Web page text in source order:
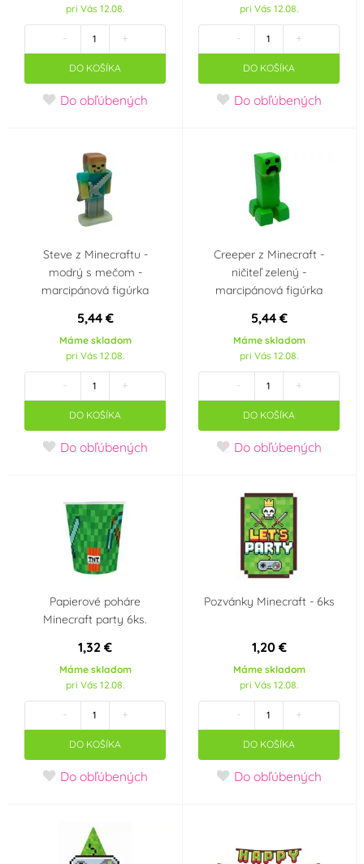
pri Vás 12.08.
- +
DO KOŠÍKA
Do obľúbených
pri Vás 12.08.
- +
DO KOŠÍKA
Do obľúbených
Steve z Minecraftu -
modrý s mečom -
marcipánová figúrka
5,44 €
Máme skladom
pri Vás 12.08.
- +
DO KOŠÍKA
Do obľúbených
Creeper z Minecraft -
ničiteľ zelený -
marcipánová figúrka
5,44 €
Máme skladom
pri Vás 12.08.
- +
DO KOŠÍKA
Do obľúbených
Papierové poháre
Minecraft party 6ks.
1,32 €
Máme skladom
pri Vás 12.08.
- +
DO KOŠÍKA
Do obľúbených
Pozvánky Minecraft - 6ks
1,20 €
Máme skladom
pri Vás 12.08.
- +
DO KOŠÍKA
Do obľúbených